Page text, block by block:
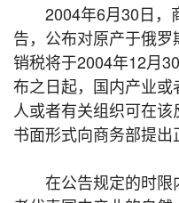
2004年6月30日，
告，公布对原产于俄
销税将于2004年12月
布之日起，国内产业
人或者有关组织可在
书面形式向商务部提出
在公告规定的时限